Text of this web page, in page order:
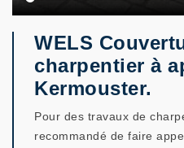
WELS
charpentier à
Kermouster.
Pour des travaux de
recommandé de faire